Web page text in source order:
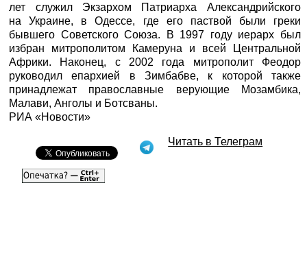
лет служил Экзархом Патриарха Александрийского
на Украине, в Одессе, где его паствой были греки
бывшего Советского Союза. В 1997 году иерарх был
избран митрополитом Камеруна и всей Центральной
Африки. Наконец, с 2002 года митрополит Феодор
руководил епархией в Зимбабве, к которой также
принадлежат православные верующие Мозамбика,
Малави, Анголы и Ботсваны.
РИА «Новости»
Читать в Телеграм